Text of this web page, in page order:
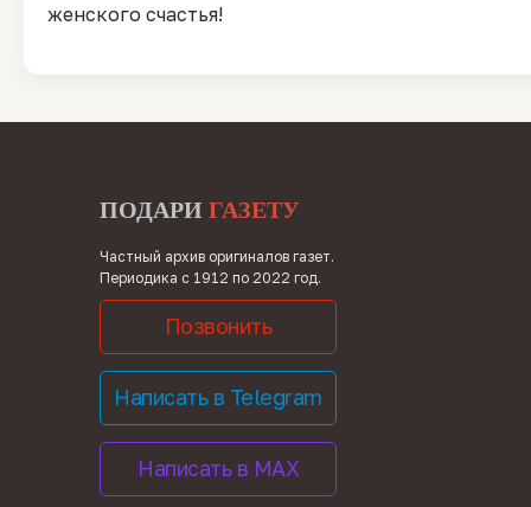
женского счастья!
Частный архив оригиналов газет.
Периодика с 1912 по 2022 год.
ПОДАРИГАЗЕТУ
Позвонить
Написать в Telegram
Написать в MAX